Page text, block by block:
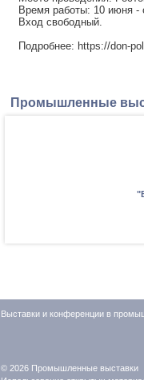
Время работы: 10 июня -
Вход свободный.
Подробнее: https://don-
Промышленные
Выставки и конференции в
© 2026 Промышленные выставки